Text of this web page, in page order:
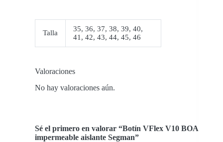
Talla 35, 36, 37, 38, 39, 40,
41 , 42, 43, 44, 45, 46
Valoraciones
No hay valoraciones aún.
Sé el primero en valorar “Botín VFlex V10 BOA
impermeable aislante Segman”